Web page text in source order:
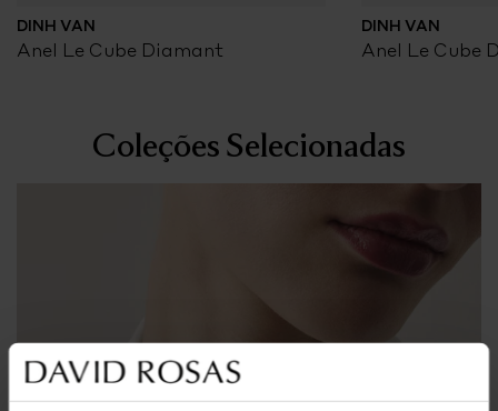
DINH VAN
Anel Le Cube Diamant
DINH VAN
Anel Le Cube
Coleções Selecionadas